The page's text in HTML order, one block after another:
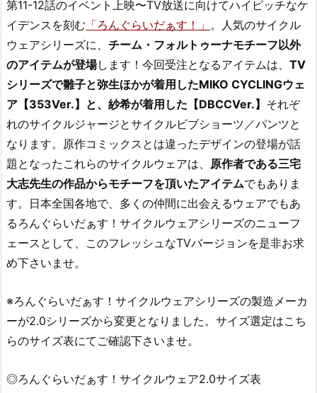
第11-12話のイベント上映〜TV放送に向けてハイピッチなケ
イデンスを刻む 「ろんぐらいだぁす！」 。人気のサイクル
ウェアシリーズに、 チーム・フォルトゥーナモチーフ以外
のアイテムが登場します！今回受注となるアイテムは、 TV
シリーズで雛子と弥生ほかが着用したMIKO CYCLINGウェ
ア【353Ver.】と、紗希が着用した【DBCCVer.】 それぞ
れのサイクルジャージとサイクルビブショーツ／パンツと
なります。原作コミックスとは違ったデザインの登場が話
題となったこれらのサイクルウェアは、 原作者である三宅
大志先生の作品からモチーフを頂いたアイテムでもありま
す。日本全国各地で、多くの仲間に出会えるウェアでもあ
るろんぐらいだぁす！サイクルウェアシリーズのニューフ
ェースとして、このフレッシュなTVバージョンを是非お求
め下さいませ。
※ろんぐらいだぁす！サイクルウェアシリーズの製造メーカ
ーが2.0シリーズから変更となりました。サイズ選定はこち
らのサイズ表にてご確認下さいませ。
◎ろんぐらいだぁす！サイクルウェア2.0サイズ表